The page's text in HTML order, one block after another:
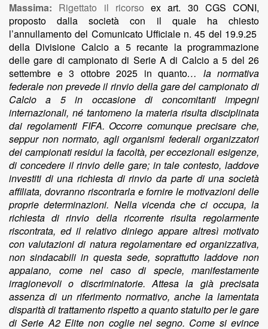
Massima: Rigettato il ricorso ex art. 30 CGS CONI,
proposto dalla società con il quale ha chiesto
l’annullamento del Comunicato Ufficiale n. 45 del 19.9.25
della Divisione Calcio a 5 recante la programmazione
delle gare di campionato di Serie A di Calcio a 5 del 26
settembre e 3 ottobre 2025 in quanto… la normativa
federale non prevede il rinvio della gare del campionato di
Calcio a 5 in occasione di concomitanti impegni
internazionali, né tantomeno la materia risulta disciplinata
dai regolamenti FIFA. Occorre comunque precisare che,
seppur non normato, agli organismi federali organizzatori
dei campionati residui la facoltà, per eccezionali esigenze,
di concedere il rinvio delle gare; in tale contesto, laddove
investiti di una richiesta di rinvio da parte di una società
affiliata, dovranno riscontrarla e fornire le motivazioni delle
proprie determinazioni. Nella vicenda che ci occupa, la
richiesta di rinvio della ricorrente risulta regolarmente
riscontrata, ed il relativo diniego appare altresì motivato
con valutazioni di natura regolamentare ed organizzativa,
non sindacabili in questa sede, soprattutto laddove non
appaiano, come nel caso di specie, manifestamente
irragionevoli o discriminatorie. Attesa la già precisata
assenza di un riferimento normativo, anche la lamentata
disparità di trattamento rispetto a quanto statuito per le gare
di Serie A2 Elite non coglie nel segno. Come si evince